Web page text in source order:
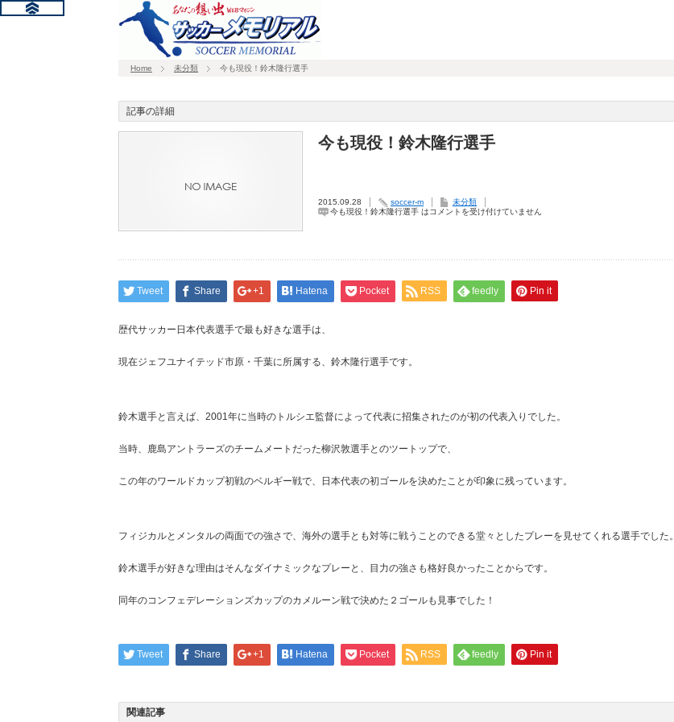
Home 未分類 今も現役！鈴木隆行選手
記事の詳細
今も現役！鈴木隆行選手
2015.09.28 soccer-m
未分類
今も現役！鈴木隆行選手 はコメントを受け付けていません
Tweet Share +1 Hatena Pocket RSS feedly Pin it
歴代サッカー日本代表選手で最も好きな選手は、
現在ジェフユナイテッド市原・千葉に所属する、鈴木隆行選手です。
鈴木選手と言えば、2001年に当時のトルシエ監督によって代表に招集されたのが初の代表入りでした。
当時、鹿島アントラーズのチームメートだった柳沢敦選手とのツートップで、
この年のワールドカップ初戦のベルギー戦で、日本代表の初ゴールを決めたことが印象に残っています。
フィジカルとメンタルの両面での強さで、海外の選手とも対等に戦うことのできる堂々としたプレーを見せてくれる選手でした。
鈴木選手が好きな理由はそんなダイナミックなプレーと、目力の強さも格好良かったことからです。
同年のコンフェデレーションズカップのカメルーン戦で決めた２ゴールも見事でした！
Tweet Share +1 Hatena Pocket RSS feedly Pin it
関連記事